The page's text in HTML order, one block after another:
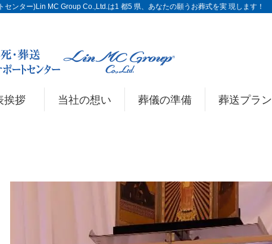
センター)Lin MC Group Co.,Ltd.は1 都5 県、あなたの願うお葬式を実 現します！
挨拶 当社の想い 葬儀の準備 葬送プラン